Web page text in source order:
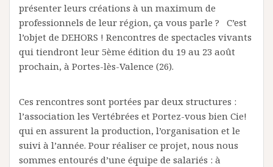
présenter leurs créations à un maximum de
professionnels de leur région, ça vous parle ? C’est
l’objet de DEHORS ! Rencontres de spectacles vivants
qui tiendront leur 5ème édition du 19 au 23 août
prochain, à Portes-lès-Valence (26).
Ces rencontres sont portées par deux structures :
l’association les Vertébrées et Portez-vous bien Cie!
qui en assurent la production, l’organisation et le
suivi à l’année. Pour réaliser ce projet, nous nous
sommes entourés d’une équipe de salariés : à